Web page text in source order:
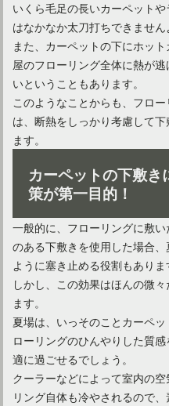
狭い部屋でも広く見えるよう
やってみよう！カーペットの
いくら毛足の長いカーペット
はなかなか太刀打ちできません
また、カーペットの下にホッ
屋のフローリング全体に熱が
いということもあります。
このようなことからも、フロ
は、断熱をしっかり考慮して
ます。
カーペットの下敷
策が第一目的！
一般的に、フローリングに敷
のある下敷きを使用した場合
ように塞き止める役割もありま
しかし、この効果はほんの微
ます。
夏場は、いっそのことカーペ
ローリングのひんやりした質
適に過ごせるでしょう。
クーラーなどによって室内の
リング自体も冷やされるので